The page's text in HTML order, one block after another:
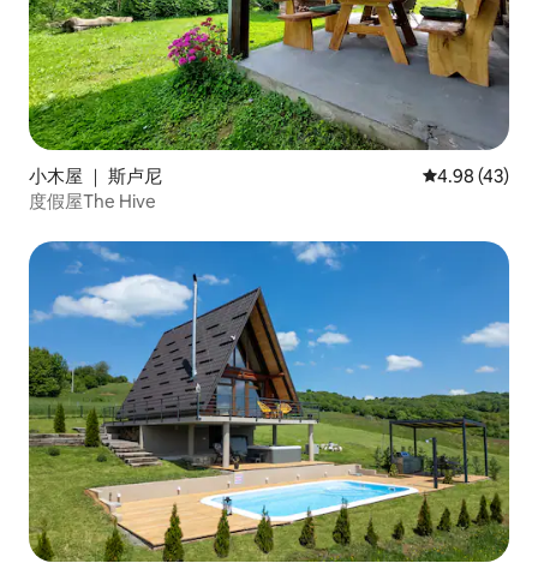
小木屋 ｜ 斯卢尼 平均评分
4.98 (43)
度假屋The Hive